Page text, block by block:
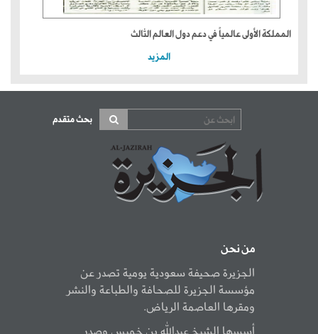
المملكة الأولى عالمياً في دعم دول العالم الثالث
المزيد
بحث متقدم
من نحن
الجزيرة صحيفة سعودية يومية تصدر عن
مؤسسة الجزيرة للصحافة والطباعة والنشر
ومقرها العاصمة الرياض.
أسسها الشيخ عبدالله بن خميس وصدر